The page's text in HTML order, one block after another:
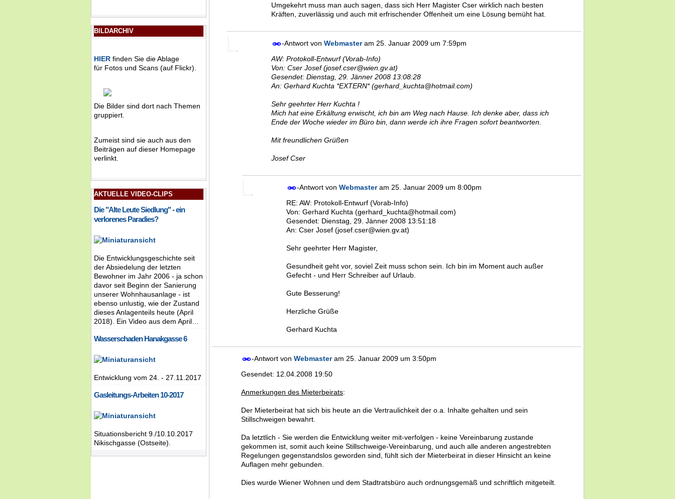
BILDARCHIV
HIER finden Sie die Ablage
für Fotos und Scans (auf Flickr).
Die Bilder sind dort nach Themen
gruppiert.
Zumeist sind sie auch aus den
Beiträgen auf dieser Homepage
verlinkt.
AKTUELLE VIDEO-CLIPS
Die "Alte Leute Siedlung" - ein
verlorenes Paradies?
Die Entwicklungsgeschichte seit
der Absiedelung der letzten
Bewohner im Jahr 2006 - ja schon
davor seit Beginn der Sanierung
unserer Wohnhausanlage - ist
ebenso unlustig, wie der Zustand
dieses Anlagenteils heute (April
2018). Ein Video aus dem April…
Wasserschaden Hanakgasse 6
Entwicklung vom 24. - 27.11.2017
Gasleitungs-Arbeiten 10-2017
Situationsbericht 9./10.10.2017
Nikischgasse (Ostseite).
Umgekehrt muss man auch sagen, dass sich Herr Magister Cser wirklich nach besten
Kräften, zuverlässig und auch mit erfrischender Offenheit um eine Lösung bemüht hat.
-Antwort von Webmasteram 25. Januar 2009 um 7:59pm
Von: Cser Josef (josef.cser@wien.gv.at)
Gesendet: Dienstag, 29. Jänner 2008 13:08:28
An: Gerhard Kuchta *EXTERN* (gerhard_kuchta@hotmail.com)
Sehr geehrter Herr Kuchta !
Mich hat eine Erkältung erwischt, ich bin am Weg nach Hause. Ich denke aber, dass ich
Ende der Woche wieder im Büro bin, dann werde ich ihre Fragen sofort beantworten.
Mit freundlichen Grüßen
Josef Cser
-Antwort von Webmasteram 25. Januar 2009 um 8:00pm
Von: Gerhard Kuchta (gerhard_kuchta@hotmail.com)
Gesendet: Dienstag, 29. Jänner 2008 13:51:18
An: Cser Josef (josef.cser@wien.gv.at)
Sehr geehrter Herr Magister,
Gesundheit geht vor, soviel Zeit muss schon sein. Ich bin im Moment auch außer
Gefecht - und Herr Schreiber auf Urlaub.
Gute Besserung!
Herzliche Grüße
Gerhard Kuchta
-Antwort von Webmasteram 25. Januar 2009 um 3:50pm
Gesendet: 12.04.2008 19:50
Anmerkungen des Mieterbeirats:
Der Mieterbeirat hat sich bis heute an die Vertraulichkeit der o.a. Inhalte gehalten und sein
Stillschweigen bewahrt.
Da letztlich - Sie werden die Entwicklung weiter mit-verfolgen - keine Vereinbarung zustande
gekommen ist, somit auch keine Stillschweige-Vereinbarung, und auch alle anderen angestrebten
Regelungen gegenstandslos geworden sind, fühlt sich der Mieterbeirat in dieser Hinsicht an keine
Auflagen mehr gebunden.
Dies wurde Wiener Wohnen und dem Stadtratsbüro auch ordnungsgemäß und schriftlich mitgeteilt.